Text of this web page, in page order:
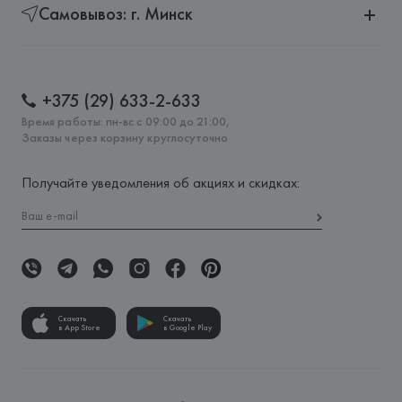
Самовывоз: г. Минск
+375 (29) 633-2-633
Время работы: пн-вс с 09:00 до 21:00,
Заказы через корзину круглосуточно
Получайте уведомления об акциях и скидках:
Скачать
в App Store
Скачать
в Google Play